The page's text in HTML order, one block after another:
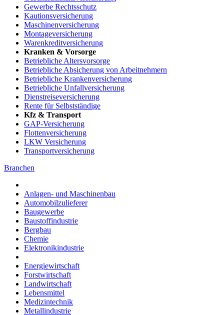
Gewerbe Rechtsschutz
Kautionsversicherung
Maschinenversicherung
Montageversicherung
Warenkreditversicherung
Kranken & Vorsorge
Betriebliche Altersvorsorge
Betriebliche Absicherung von Arbeitnehmern
Betriebliche Krankenversicherung
Betriebliche Unfallversicherung
Dienstreiseversicherung
Rente für Selbstständige
Kfz & Transport
GAP-Versicherung
Flottenversicherung
LKW Versicherung
Transportversicherung
Branchen
Anlagen- und Maschinenbau
Automobilzulieferer
Baugewerbe
Baustoffindustrie
Bergbau
Chemie
Elektronikindustrie
Energiewirtschaft
Forstwirtschaft
Landwirtschaft
Lebensmittel
Medizintechnik
Metallindustrie